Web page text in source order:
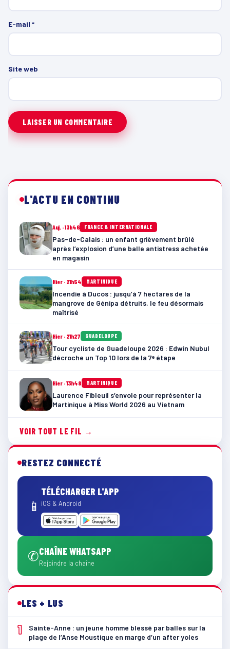
E-mail *
Site web
L'ACTU EN CONTINU
Auj. · 13h46 FRANCE & INTERNATIONALE
Pas-de-Calais : un enfant grièvement brûlé
après l’explosion d’une balle antistress achetée
en magasin
Hier · 21h54 MARTINIQUE
Incendie à Ducos : jusqu’à 7 hectares de la
mangrove de Génipa détruits, le feu désormais
maîtrisé
Hier · 21h27 GUADELOUPE
Tour cycliste de Guadeloupe 2026 : Edwin Nubul
décroche un Top 10 lors de la 7ᵉ étape
Hier · 13h48 MARTINIQUE
Laurence Fibleuil s’envole pour représenter la
Martinique à Miss World 2026 au Vietnam
VOIR TOUT LE FIL →
RESTEZ CONNECTÉ
📱
TÉLÉCHARGER L'APP
iOS & Android
✆CHAÎNE WHATSAPP
Rejoindre la chaîne
LES + LUS
1
Sainte-Anne : un jeune homme blessé par balles sur la
plage de l’Anse Moustique en marge d’un after yoles